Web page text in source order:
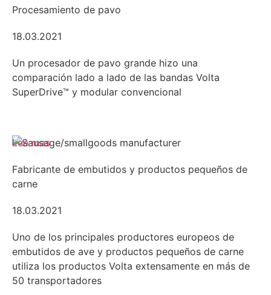
Procesamiento de pavo
18.03.2021
Un procesador de pavo grande hizo una
comparación lado a lado de las bandas Volta
SuperDrive™ y modular convencional
Fabricante de embutidos y productos pequeños de
carne
18.03.2021
Uno de los principales productores europeos de
embutidos de ave y productos pequeños de carne
utiliza los productos Volta extensamente en más de
50 transportadores
Lee mas